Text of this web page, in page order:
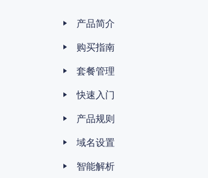
产品简介
购买指南
套餐管理
快速入门
产品规则
域名设置
智能解析